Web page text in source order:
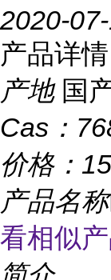
2020-
产品详情
产地 国
Cas：
价格：
产品名称
看相似